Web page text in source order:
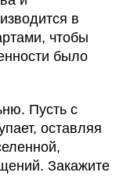
в
чтобы
было
Пусть с
оставляя
Закажите